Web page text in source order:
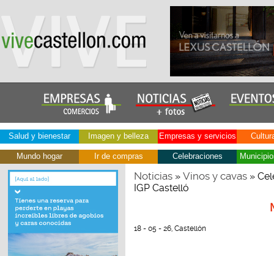
Salud y bienestar Imagen y belleza Empresas y servicios
Mundo hogar Ir de compras Celebraciones
Noticias» Vinos y cavas»
IGP Castelló
18 - 05 - 26, Castellón